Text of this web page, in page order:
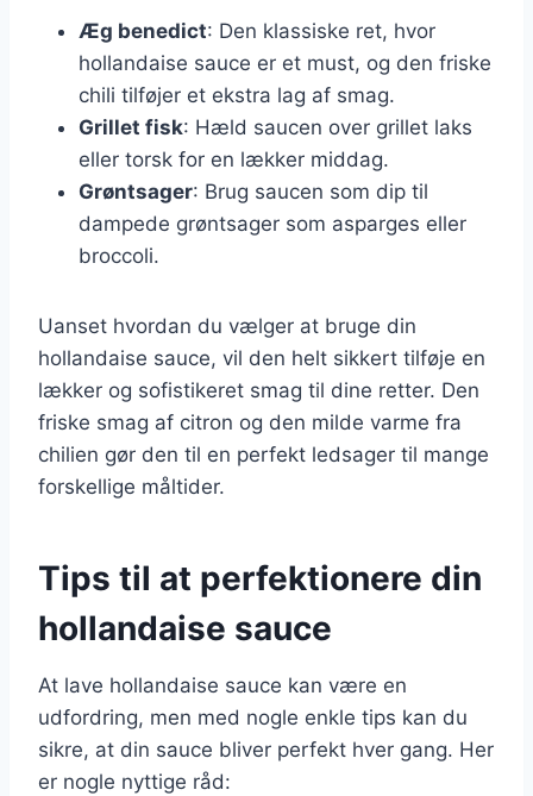
Æg benedict: Den klassiske ret, hvor
hollandaise sauce er et must, og den friske
chili tilføjer et ekstra lag af smag.
Grillet fisk: Hæld saucen over grillet laks
eller torsk for en lækker middag.
Grøntsager: Brug saucen som dip til
dampede grøntsager som asparges eller
broccoli.
Uanset hvordan du vælger at bruge din
hollandaise sauce, vil den helt sikkert tilføje en
lækker og sofistikeret smag til dine retter. Den
friske smag af citron og den milde varme fra
chilien gør den til en perfekt ledsager til mange
forskellige måltider.
Tips til at perfektionere din
hollandaise sauce
At lave hollandaise sauce kan være en
udfordring, men med nogle enkle tips kan du
sikre, at din sauce bliver perfekt hver gang. Her
er nogle nyttige råd: